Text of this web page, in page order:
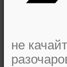
не